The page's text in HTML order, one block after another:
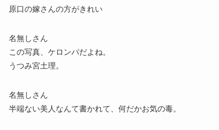
原口の嫁さんの方がきれい
名無しさん
この写真、ケロンパだよね。
うつみ宮土理。
名無しさん
半端ない美人なんて書かれて、何だかお気の毒。